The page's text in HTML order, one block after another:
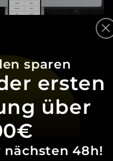
sparen
ersten
über
48h!